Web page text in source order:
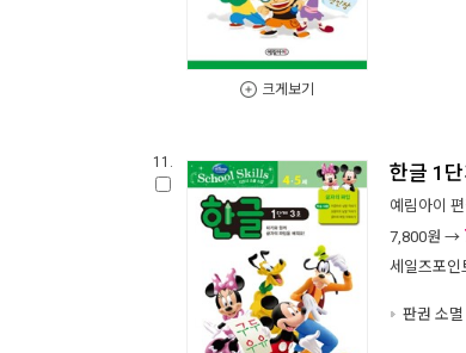
크게보기
11. 한글 1
예림아이
7,800원 →
세일즈포인
판권 소